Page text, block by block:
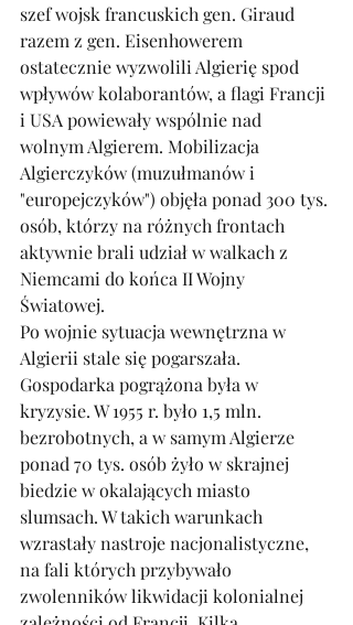
szef wojsk francuskich gen. Giraud
razem z gen. Eisenhowerem
ostatecznie wyzwolili Algierię spod
wpływów kolaborantów, a flagi Francji
i USA powiewały wspólnie nad
wolnym Algierem. Mobilizacja
Algierczyków (muzułmanów i
"europejczyków") objęła ponad 300 tys.
osób, którzy na różnych frontach
aktywnie brali udział w walkach z
Niemcami do końca II Wojny
Światowej.
Po wojnie sytuacja wewnętrzna w
Algierii stale się pogarszała.
Gospodarka pogrążona była w
kryzysie. W 1955 r. było 1,5 mln.
bezrobotnych, a w samym Algierze
ponad 70 tys. osób żyło w skrajnej
biedzie w okalających miasto
slumsach. W takich warunkach
wzrastały nastroje nacjonalistyczne,
na fali których przybywało
zwolenników likwidacji kolonialnej